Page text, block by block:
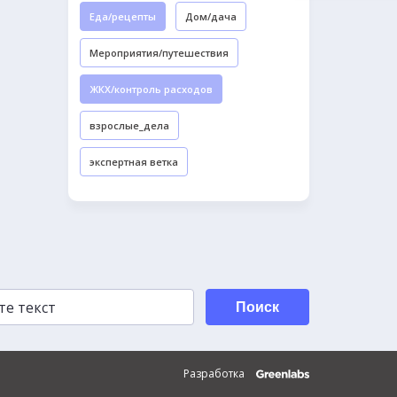
Еда/рецепты Дом/дача
Мероприятия/путешествия
ЖКХ/контроль расходов
взрослые_дела
экспертная ветка
Поиск
Разработка